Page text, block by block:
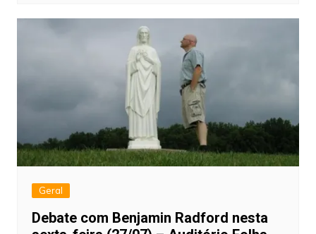
Geral
Debate com Benjamin Radford nesta